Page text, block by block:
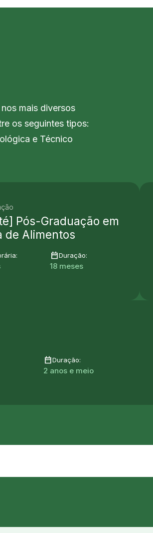
mais diversos
os seguintes tipos:
e Técnico
Pós-Graduação em
de Alimentos
date_rangeDuração:
18 meses
date_rangeDuração:
2 anos e meio